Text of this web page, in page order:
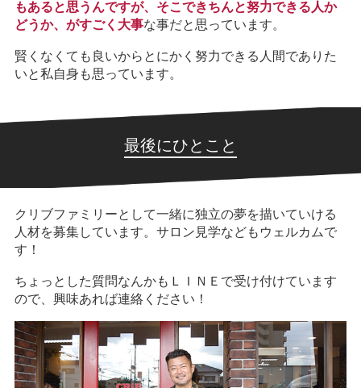
もあると思うんですが、そこできちんと努力できる人か
どうか、がすごく大事な事だと思っています。
賢くなくても良いからとにかく努力できる人間でありた
いと私自身も思っています。
最後にひとこと
クリブファミリーとして一緒に独立の夢を描いていける
人材を募集しています。サロン見学などもウェルカムで
す！
ちょっとした質問なんかもＬＩＮＥで受け付けています
ので、興味あれば連絡ください！